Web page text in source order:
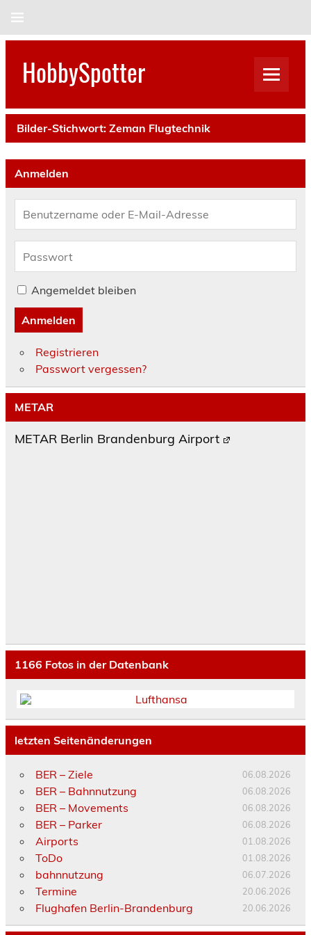
HobbySpotter
Bilder-Stichwort: Zeman Flugtechnik
Anmelden
Angemeldet bleiben
Anmelden
Registrieren
Passwort vergessen?
METAR
METAR Berlin Brandenburg Airport
1166 Fotos in der Datenbank
letzten Seitenänderungen
BER – Ziele 06.08.2026
BER – Bahnnutzung 06.08.2026
BER – Movements 06.08.2026
BER – Parker 06.08.2026
Airports 01.08.2026
ToDo 01.08.2026
bahnnutzung 06.07.2026
Termine 20.06.2026
Flughafen Berlin-Brandenburg 20.06.2026